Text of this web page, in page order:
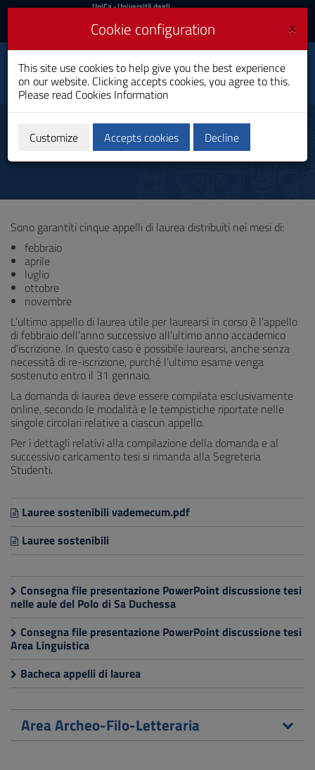
Skip
Content
to
Go
Footer
UniCa
Login
UniCa- Università degli
Login UniCA News
Toggle
navigation
History and Society
Master's Degree
Degrees
Sono garantiti cinque appelli di laurea distribuiti nei mesi di:
febbraio
aprile
luglio
ottobre
novembre
L’ultimo appello di laurea utile per laurearsi in corso è l’appello
di febbraio dell’anno successivo all’ultimo anno accademico
d’iscrizione. In questo caso è possibile laurearsi, anche senza
necessità di re-iscrizione, purché l’ultimo esame venga
sostenuto entro il 31 gennaio.
La domanda di laurea deve essere compilata esclusivamente
online, secondo le modalità e le tempistiche riportate nelle
singole circolari relative a ciascun appello.
Per i dettagli relativi alla compilazione della domanda e al
successivo caricamento tesi si rimanda alla Segreteria
Studenti.
Lauree sostenibili vademecum.pdf
Lauree sostenibili
Consegna file presentazione PowerPoint discussione tesi
nelle aule del Polo di Sa Duchessa
Consegna file presentazione PowerPoint discussione tesi
Area Linguistica
Bacheca appelli di laurea
Area Archeo-Filo-Letteraria
×
Cookie configuration
This site use cookies to help give you the best experience
on our website. Clicking accepts cookies, you agree to this.
Please read Cookies Information
Customize Accepts cookies Decline